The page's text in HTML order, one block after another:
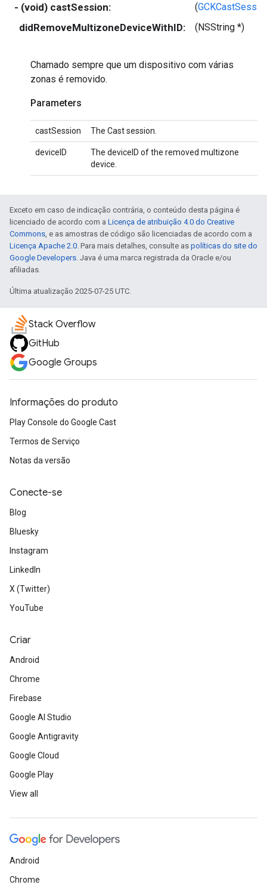
- (void) castSession: (
didRemoveMultizoneDeviceWithID: (NSString *)
Chamado sempre que um dispositivo com várias
zonas é removido.
Parameters
castSession The Cast session.
deviceID
The deviceID of the removed multizone
device.
Exceto em caso de indicação contrária, o conteúdo desta página é
licenciado de acordo com a Licença de atribuição 4.0 do Creative
Commons , e as amostras de código são licenciadas de acordo com a
Licença Apache 2.0 . Para mais detalhes, consulte as políticas do site do
Google Developers . Java é uma marca registrada da Oracle e/ou
afiliadas.
Última atualização 2025-07-25 UTC.
Stack Overflow
GitHub
Google Groups
Informações do produto
Play Console do Google Cast
Termos de Serviço
Notas da versão
Conecte-se
Blog
Bluesky
Instagram
LinkedIn
X (Twitter)
YouTube
Criar
Android
Chrome
Firebase
Google AI Studio
Google Antigravity
Google Cloud
Google Play
View all
Android
Chrome